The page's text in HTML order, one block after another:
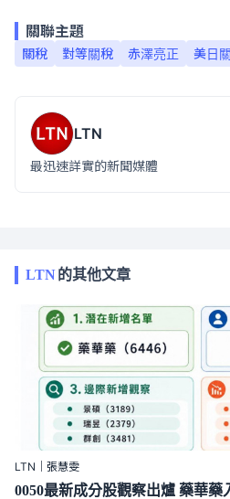
關聯主題
關稅 對等關稅 赤澤亮正 美日
LTN
最迅速詳實的新聞媒體
LTN的其他文章
LTN｜張慧雯
0050最新成分股觀察出爐 藥華藥